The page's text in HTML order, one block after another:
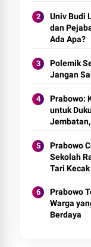
Univ Budi
dan
Ada Apa?
Polemik
Jangan
Prabowo:
untuk
Prabowo
Sekolah
Tari
Prabowo
Warga
Berdaya